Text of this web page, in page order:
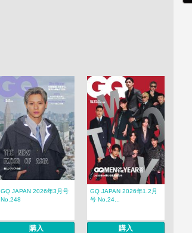
GQ JAPAN 2026年3月号
No.248
購入
GQ JAPAN 2026年1.2月
号 No.24...
購入